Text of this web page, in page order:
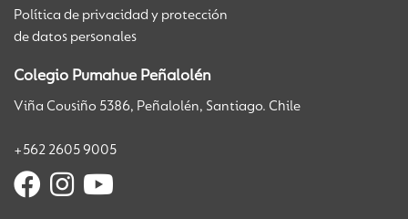
Política de privacidad y protección
de datos personales
Colegio Pumahue Peñalolén
Viña Cousiño 5386, Peñalolén, Santiago. Chile
+562 2605 9005